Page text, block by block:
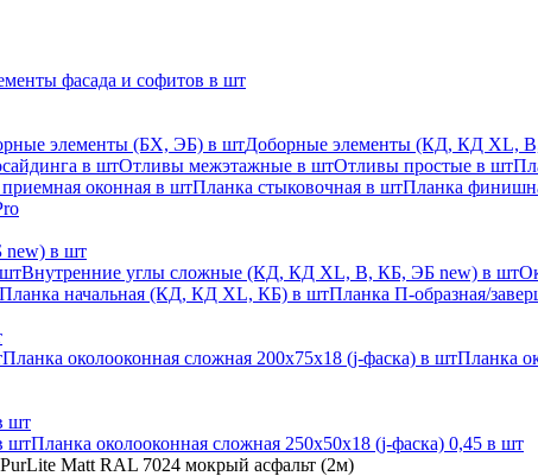
фасада и софитов в шт
элементы (БХ, ЭБ) в штДоборные элементы (КД, КД XL,
в штОтливы межэтажные в штОтливы простые в шт
оконная в штПланка стыковочная в штПланка
в шт
Внутренние углы сложные (КД, КД XL, В, КБ, ЭБ new) в шт
Планка начальная (КД, КД XL, КБ) в штПланка П-образная/
Планка околооконная сложная 200х75х18 (j-фаска) в штПланка
шт
штПланка околооконная сложная 250х50х18 (j-фаска) 0,45 в шт
Matt RAL 7024 мокрый асфальт (2м)